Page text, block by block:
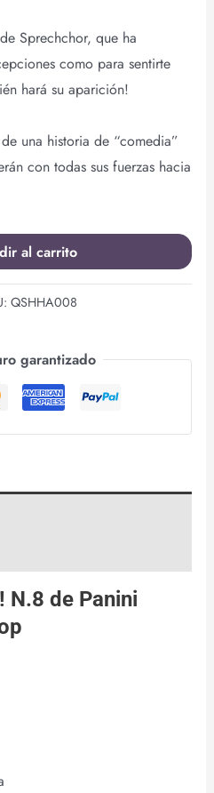
Sprechchor, que ha
como para sentirte
hará su aparición!
una historia de “comedia”
con todas sus fuerzas hacia
al carrito
QSHHA008
garantizado
N.8 de Panini